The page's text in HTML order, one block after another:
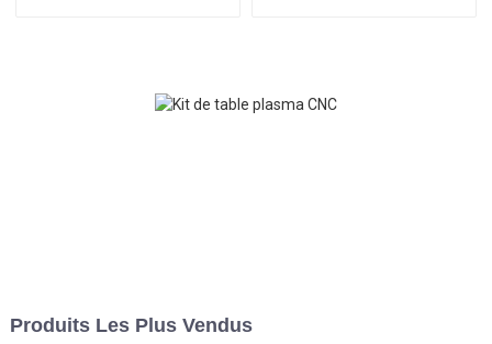
Produits Les Plus Vendus